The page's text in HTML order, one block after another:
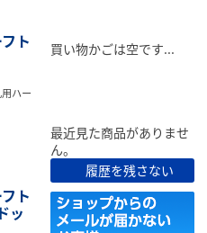
ト
ハー
ト
ッ
買い物かごは空です...
最近見た商品がありませ
ん。
履歴を残さない